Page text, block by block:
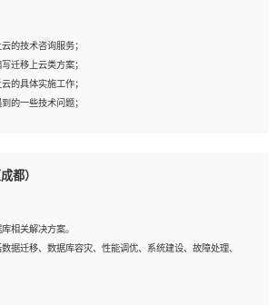
，pytorch等常规深度学习框架，快速根据客户需求实现
语言，如：Python，Java；
实现；
答系统的项目实践，熟悉问答系统全流程开发者优先；
的技术咨询服务；
迁移上云类方案；
的具体实施工作；
的一些技术问题；
以上工作经验，计算机等相关专业；
储、网络、 IO 等相关原理；
，具备P2V、V2V迁移能力；
拟化、云计算及云存储技术；
服务器、中间件部署架构和运维方法；
都）
相关解决方案。
据迁移、数据库容灾、性能调优、系统建设、故障处理、